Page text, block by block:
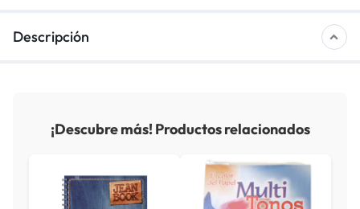
Descripción
¡Descubre más! Productos relacionados